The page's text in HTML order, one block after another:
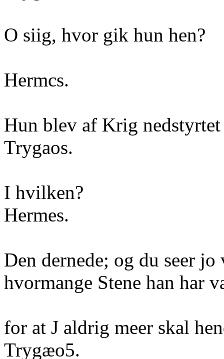
O siig, hvor gik hun hen?
Hermcs.
Hun blev af Krig
Trygaos.
I hvilken?
Hermes.
Den dernede; og du seer jo
hvormange Stene han har
for at J aldrig meer skal
Trygæo5.